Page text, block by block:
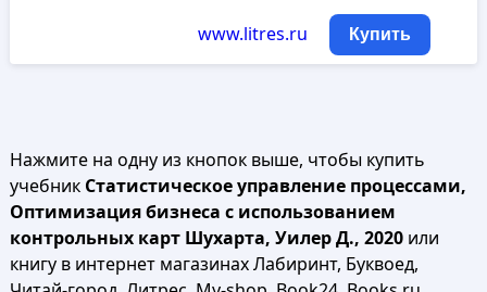
www.litres.ru Купить
Нажмите на одну из кнопок выше, чтобы купить
учебник Статистическое управление процессами,
Оптимизация бизнеса с использованием
контрольных карт Шухарта, Уилер Д., 2020или
книгу в интернет магазинах Лабиринт, Буквоед,